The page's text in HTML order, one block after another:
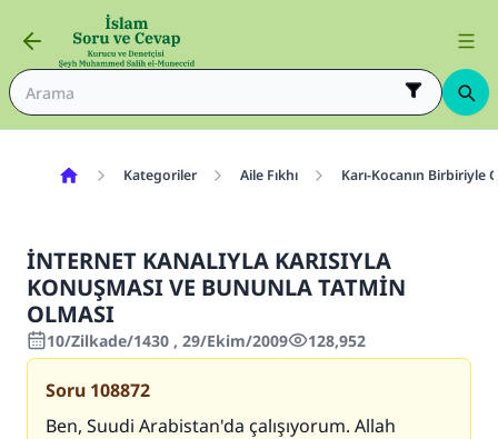
Kategoriler Aile Fıkhı Karı-Kocanın Birbiriyle
İNTERNET KANALIYLA KARISIYLA
KONUŞMASI VE BUNUNLA TATMİN
OLMASI
10/Zilkade/1430 , 29/Ekim/2009 128,952
Soru 108872
Ben, Suudi Arabistan'da çalışıyorum. Allah